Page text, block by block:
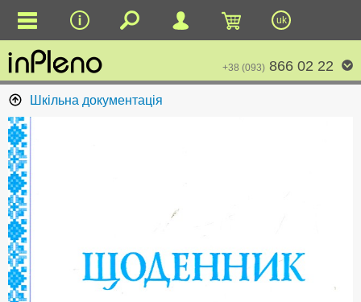
uk
+38 (093) 866 02 22
Шкільна документація